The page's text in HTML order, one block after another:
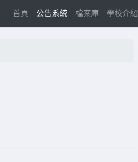
首頁 (current)
公告系統 檔案庫 學校介紹